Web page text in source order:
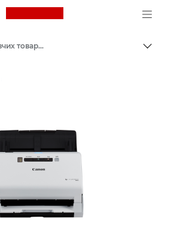
Canon Logo, back to
Підтримка споживчих товарів